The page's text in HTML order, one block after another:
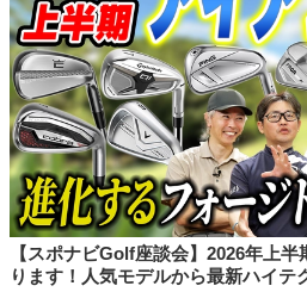
【スポナビGolf座談会】2026年上
ります！人気モデルから最新ハイテ